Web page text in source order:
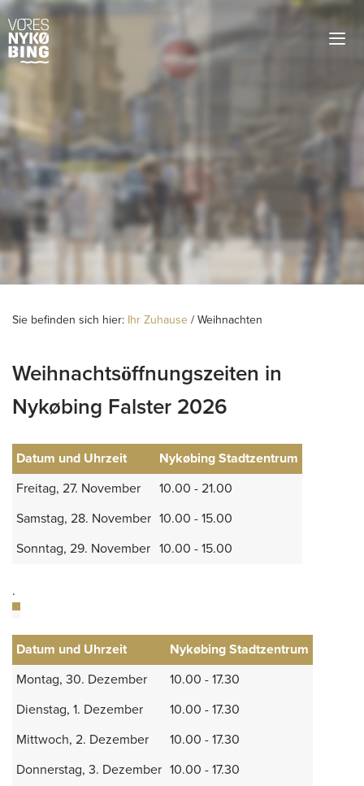
Sie befinden sich hier: Ihr Zuhause / Weihnachten
Weihnachtsöffnungszeiten in
Nykøbing Falster 2026
Datum und Uhrzeit
Nykøbing Stadtzentrum
Freitag, 27. November
10.00 - 21.00
Samstag, 28. November 10.00 - 15.00
Sonntag, 29. November 10.00 - 15.00
.
Datum und Uhrzeit
Nykøbing Stadtzentrum
Montag, 30. Dezember
10.00 - 17.30
Dienstag, 1. Dezember
10.00 - 17.30
Mittwoch, 2. Dezember
10.00 - 17.30
Donnerstag, 3. Dezember 10.00 - 17.30